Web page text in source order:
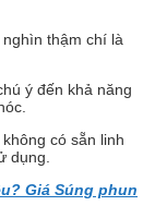
thậm chí là
ý đến khả năng
có sẵn linh
dụng.
Giá Súng phun